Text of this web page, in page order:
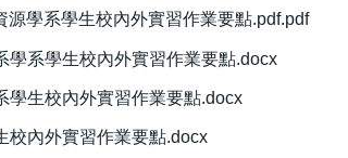
源學系學生校內外實習作業要點.pdf.pdf
學系學生校內外實習作業要點.docx
學生校內外實習作業要點.docx
校內外實習作業要點.docx